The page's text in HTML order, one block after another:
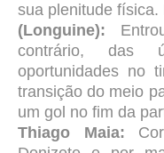
sua plenitude
(Longuine):
contrário, das
oportunidades no
transição do meio
um gol no fim da
Thiago Maia: